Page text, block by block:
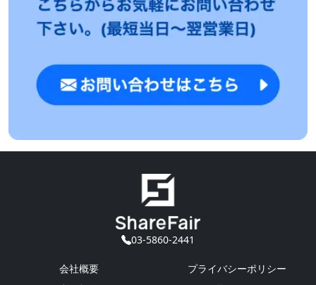
03-5860-2441
会社概要
プライバシーポリシー